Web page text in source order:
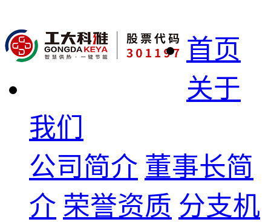
首页
关于
我们
公司简介 董事长简
介 荣誉资质 分支机